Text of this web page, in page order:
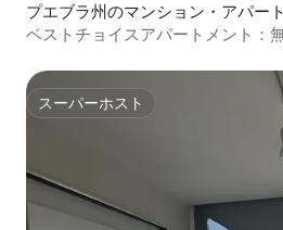
プエブラ州のマンション・アパート
ベストチョイスアパートメント：
スーパーホスト
スーパーホスト